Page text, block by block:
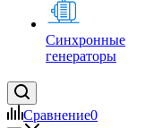
Синхронные
генераторы
Сравнение0